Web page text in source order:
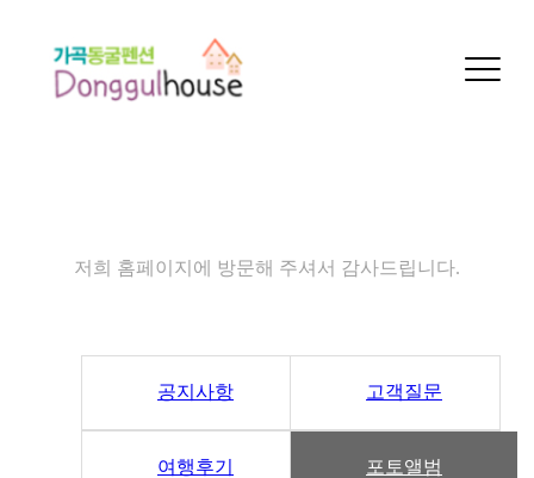
저희 홈페이지에 방문해 주셔서 감사드립니다.
공지사항 고객질문
여행후기 포토앨범